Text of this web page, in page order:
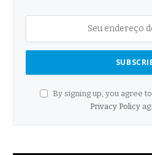
By signing up, you agree
Privacy Policy